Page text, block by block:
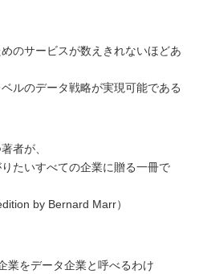
のサービスが数えきれないほどあ
ルのデータ戦略が実現可能である
者が、
たいすべての企業に贈る一冊で
by Bernard Marr）
をデータ企業と呼べるわけ